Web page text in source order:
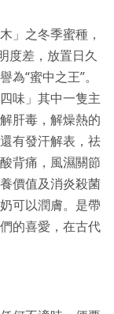
」之冬季蜜種，
度差，放置日久
“蜜中之王”。
味」其中一隻主
肝毒，解燥熱的
有發汗解表，祛
背痛，風濕關節
價值及消炎殺菌
可以潤膚。是帶
的喜愛，在古代